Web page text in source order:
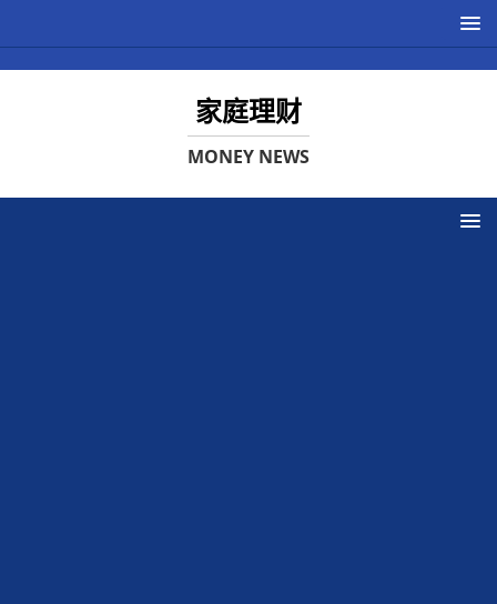
家庭理财
MONEY NEWS